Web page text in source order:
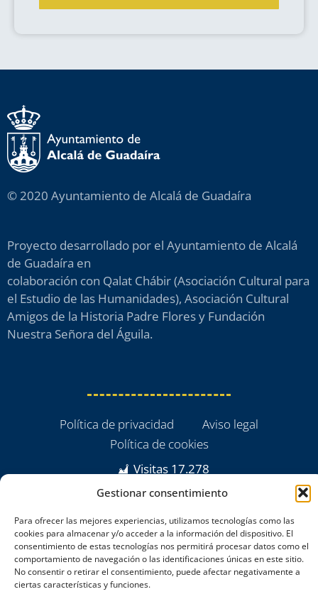
Gestionar consentimiento
Para ofrecer las mejores experiencias, utilizamos tecnologías como las
cookies para almacenar y/o acceder a la información del dispositivo. El
consentimiento de estas tecnologías nos permitirá procesar datos como el
comportamiento de navegación o las identificaciones únicas en este sitio.
No consentir o retirar el consentimiento, puede afectar negativamente a
ciertas características y funciones.
© 2020 Ayuntamiento de Alcalá de Guadaíra
Proyecto desarrollado por el Ayuntamiento de Alcalá
de Guadaíra en
colaboración con Qalat Chábir (Asociación Cultural para
el Estudio de las Humanidades), Asociación Cultural
Amigos de la Historia Padre Flores y Fundación
Nuestra Señora del Águila.
Política de privacidad
Aviso legal
Política de cookies
Visitas 17.278
powered by